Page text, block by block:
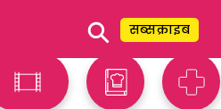
⚲ सब्सक्राइब